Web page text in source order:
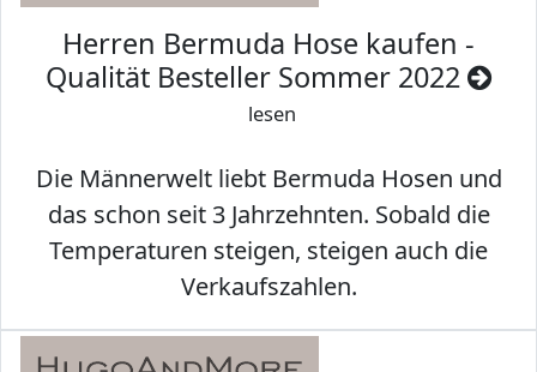
Herren Bermuda Hose kaufen -
Qualität Besteller Sommer 2022
lesen
Die Männerwelt liebt Bermuda Hosen und
das schon seit 3 Jahrzehnten. Sobald die
Temperaturen steigen, steigen auch die
Verkaufszahlen.